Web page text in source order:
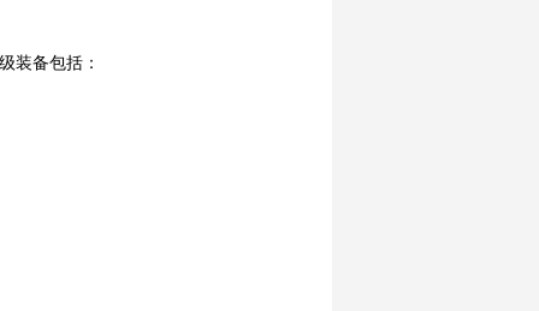
装备包括：